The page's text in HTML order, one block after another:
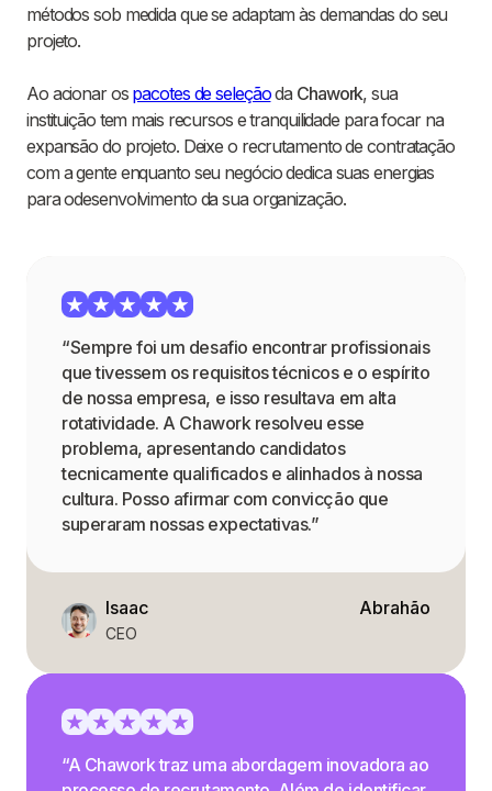
métodos sob medida que se adaptam às demandas do seu
projeto.
Ao acionar os pacotes de seleçãoda Chawork, sua
instituição tem mais recursos e tranquilidade para focar na
expansão do projeto. Deixe o recrutamento de contratação
com a gente enquanto seu negócio dedica suas energias
para odesenvolvimento da sua organização.
“Sempre foi um desafio encontrar profissionais
que tivessem os requisitos técnicos e o espírito
de nossa empresa, e isso resultava em alta
rotatividade. A Chawork resolveu esse
problema, apresentando candidatos
tecnicamente qualificados e alinhados à nossa
cultura. Posso afirmar com convicção que
superaram nossas expectativas.”
Isaac
CEO
Abrahão
“A Chawork traz uma abordagem inovadora ao